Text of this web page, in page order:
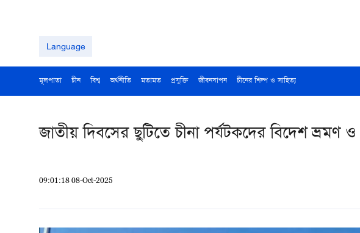
Language
মূলপাতা চীন বিশ্ব অর্থনীতি মতামত প্রযুক্তি জীবনযাপন চীনের শিল্প ও সাহিত্য
জাতীয় দিবসের ছুটিতে চীনা পর্যটকদের বিদেশ ভ্রমণ ও
09:01:18 08-Oct-2025